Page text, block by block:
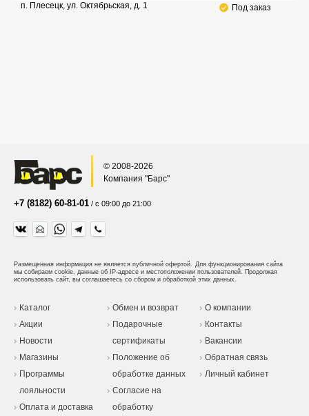
п. Плесецк, ул. Октябрьская, д. 1
Под заказ
© 2008-2026
Компания "Барс"
+7 (8182) 60-81-01 / с 09:00 до 21:00
Размещенная информация не является публичной офертой. Для функционирования сайта
мы собираем cookie, данные об IP-адресе и местоположении пользователей. Продолжая
использовать сайт, вы соглашаетесь со сбором и обработкой этих данных.
Каталог
Акции
Новости
Магазины
Программы
лояльности
Оплата и доставка
Обмен и возврат
Подарочные
сертификаты
Положение об
обработке данных
Согласие на
обработку
О компании
Контакты
Вакансии
Обратная связь
Личный кабинет